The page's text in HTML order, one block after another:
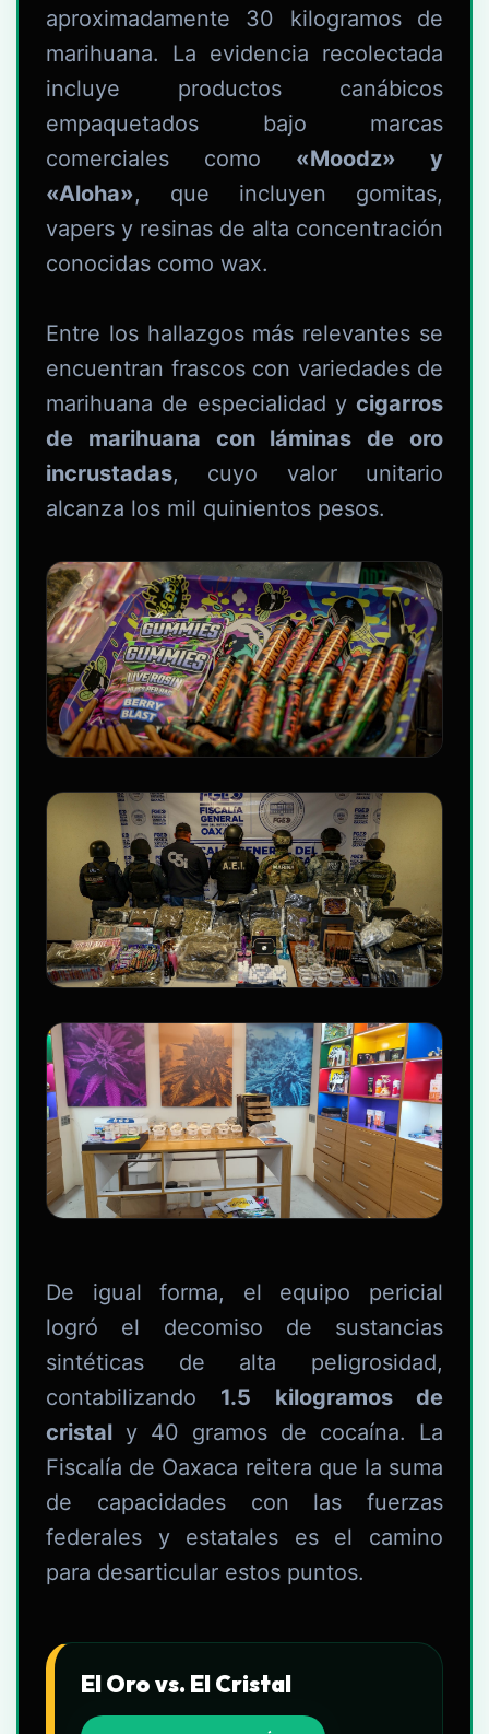
aproximadamente 30 kilogramos de
marihuana. La evidencia recolectada
incluye productos canábicos
empaquetados bajo marcas
comerciales como «Moodz» y
«Aloha», que incluyen gomitas,
vapers y resinas de alta concentración
conocidas como wax.
Entre los hallazgos más relevantes se
encuentran frascos con variedades de
marihuana de especialidad y cigarros
de marihuana con láminas de oro
incrustadas, cuyo valor unitario
alcanza los mil quinientos pesos.
De igual forma, el equipo pericial
logró el decomiso de sustancias
sintéticas de alta peligrosidad,
contabilizando 1.5 kilogramos de
cristal y 40 gramos de cocaína. La
Fiscalía de Oaxaca reitera que la suma
de capacidades con las fuerzas
federales y estatales es el camino
para desarticular estos puntos.
El Oro vs. El Cristal